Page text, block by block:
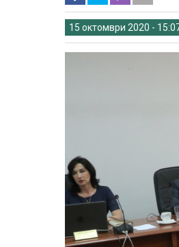
15 октомври 2020 -